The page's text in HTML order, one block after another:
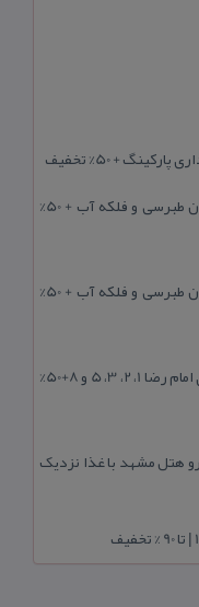
+ 50% تخفیف
لیست هتل آپارتمان های مشهد در هتل خیابان طبرسی و فلکه آب + 50%
لیست هتل آپارتمان های مشهد در هتل خیابان طبرسی و فلکه آب + 50%
رزرو هتل در خیابان امام رضا مشهد | هتل‌ های امام رضا 1، 2، 3، 5 و 8+50%
هتل مشهد با غذا نزدیک